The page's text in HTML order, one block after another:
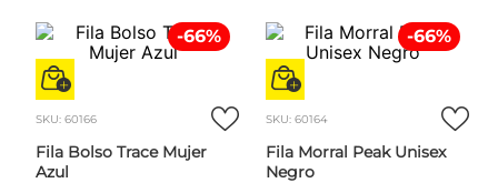
-66%
SKU: 60166
Fila Bolso Trace Mujer
Azul
-66%
SKU: 60164
Fila Morral Peak Unisex
Negro